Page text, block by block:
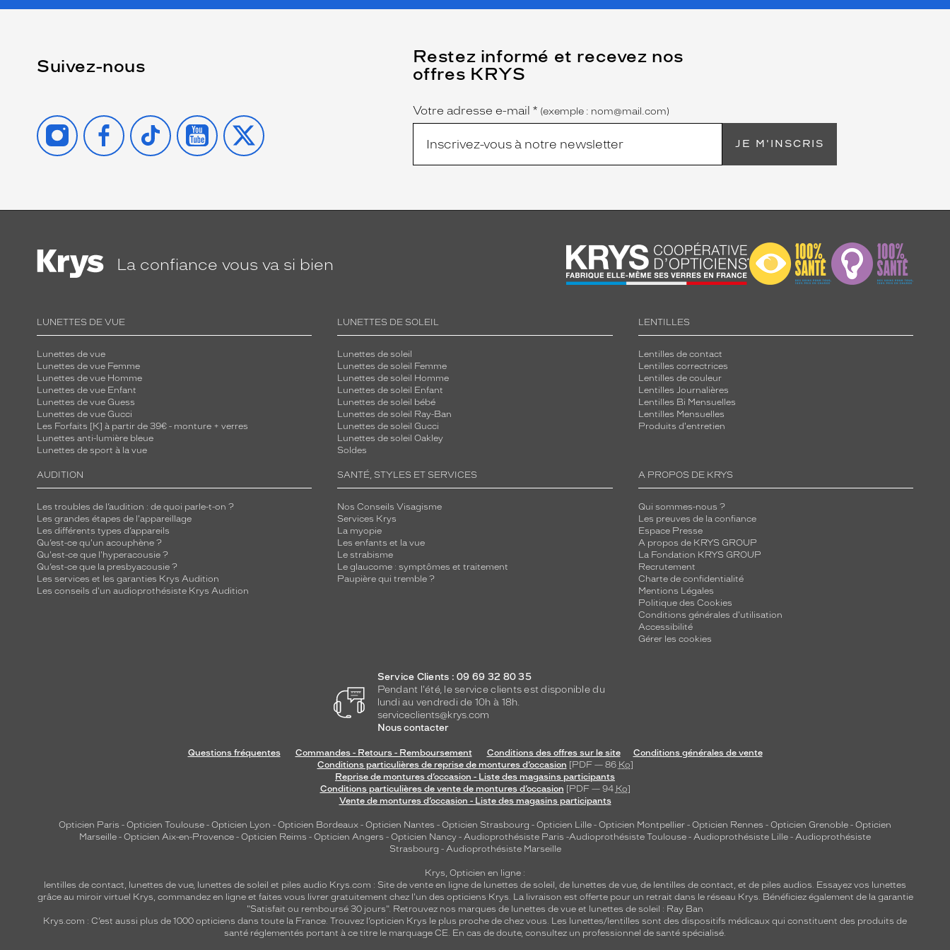
Suivez-nous
INSTAGRAMFACEBOOK
TIKTOK YOUTUBE
X
Restez informé et recevez nos
offres KRYS
Name
Votre adresse e-mail *
(Ce
champ
est
obligatoire)
(exemple : nom@mail.com)
JE M'INSCRIS
La confiance vous va si bien
LUNETTES DE VUE
Lunettes de vue
Lunettes de vue Femme
Lunettes de vue Homme
Lunettes de vue Enfant
Lunettes de vue Guess
Lunettes de vue Gucci
Les Forfaits [K] à partir de 39€ - monture + verres
Lunettes anti-lumière bleue
Lunettes de sport à la vue
LUNETTES DE SOLEIL
Lunettes de soleil
Lunettes de soleil Femme
Lunettes de soleil Homme
Lunettes de soleil Enfant
Lunettes de soleil bébé
Lunettes de soleil Ray-Ban
Lunettes de soleil Gucci
Lunettes de soleil Oakley
Soldes
LENTILLES
Lentilles de contact
Lentilles correctrices
Lentilles de couleur
Lentilles Journalières
Lentilles Bi Mensuelles
Lentilles Mensuelles
Produits d'entretien
AUDITION
Les troubles de l’audition : de quoi parle-t-on ?
Les grandes étapes de l'appareillage
Les différents types d’appareils
Qu’est-ce qu'un acouphène ?
Qu'est-ce que l'hyperacousie ?
Qu’est-ce que la presbyacousie ?
Les services et les garanties Krys Audition
Les conseils d'un audioprothésiste Krys Audition
SANTÉ, STYLES ET SERVICES
Nos Conseils Visagisme
Services Krys
La myopie
Les enfants et la vue
Le strabisme
Le glaucome : symptômes et traitement
Paupière qui tremble ?
A PROPOS DE KRYS
Qui sommes-nous ?
Les preuves de la confiance
Espace Presse
A propos de KRYS GROUP
La Fondation KRYS GROUP
Recrutement
Charte de confidentialité
Mentions Légales
Politique des Cookies
Conditions générales d'utilisation
Accessibilité
Gérer les cookies
Service Clients : 09 69 32 80 35
Pendant l'été, le service clients est disponible du
lundi au vendredi de 10h à 18h.
serviceclients@krys.com
Nous contacter
Questions fréquentes Commandes - Retours - Remboursement Conditions des offres sur le site
Conditions générales de vente
Conditions particulières de reprise de montures d’occasion [PDF — 86 Ko]
Reprise de montures d’occasion - Liste des magasins participants
Conditions particulières de vente de montures d’occasion [PDF — 94 Ko]
Vente de montures d’occasion - Liste des magasins participants
Opticien Paris - Opticien Toulouse - Opticien Lyon - Opticien Bordeaux - Opticien Nantes - Opticien Strasbourg - Opticien Lille - Opticien Montpellier - Opticien Rennes - Opticien Grenoble - Opticien
Marseille - Opticien Aix-en-Provence - Opticien Reims - Opticien Angers - Opticien Nancy - Audioprothésiste Paris -Audioprothésiste Toulouse - Audioprothésiste Lille - Audioprothésiste
Strasbourg - Audioprothésiste Marseille
Krys, Opticien en ligne :
lentilles de contact, lunettes de vue, lunettes de soleil et piles audio Krys.com : Site de vente en ligne de lunettes de soleil, de lunettes de vue, de lentilles de contact, et de piles audios. Essayez vos lunettes
grâce au miroir virtuel Krys, commandez en ligne et faites vous livrer gratuitement chez l'un des opticiens Krys. La livraison est offerte pour un retrait dans le réseau Krys. Bénéficiez également de la garantie
"Satisfait ou remboursé 30 jours". Retrouvez nos marques de lunettes de vue et lunettes de soleil : Ray Ban
Krys.com : C’est aussi plus de 1000 opticiens dans toute la France. Trouvez l’opticien Krys le plus proche de chez vous. Les lunettes/lentilles sont des dispositifs médicaux qui constituent des produits de
santé réglementés portant à ce titre le marquage CE. En cas de doute, consultez un professionnel de santé spécialisé.